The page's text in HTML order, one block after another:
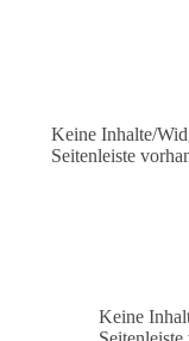
Keine Inhalte/
Seitenleiste
Keine